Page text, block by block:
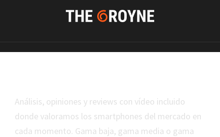
Análisis, opiniones y reviews con vídeo incluido
donde valoramos los smartphones del mercado en
cada momento. Gama baja, gama media o gama